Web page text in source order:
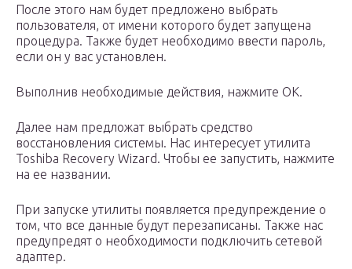
После этого нам будет предложено выбрать
пользователя, от имени которого будет запущена
процедура. Также будет необходимо ввести пароль,
если он у вас установлен.
Выполнив необходимые действия, нажмите OK.
Далее нам предложат выбрать средство
восстановления системы. Нас интересует утилита
Toshiba Recovery Wizard. Чтобы ее запустить, нажмите
на ее названии.
При запуске утилиты появляется предупреждение о
том, что все данные будут перезаписаны. Также нас
предупредят о необходимости подключить сетевой
адаптер.